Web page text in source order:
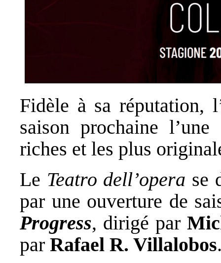
Fidèle à sa réputation,
saison prochaine
riches et les plus
Le Teatro dell’opera se
par une ouverture de
Progress, dirigé par
par Rafael R. Villalobos